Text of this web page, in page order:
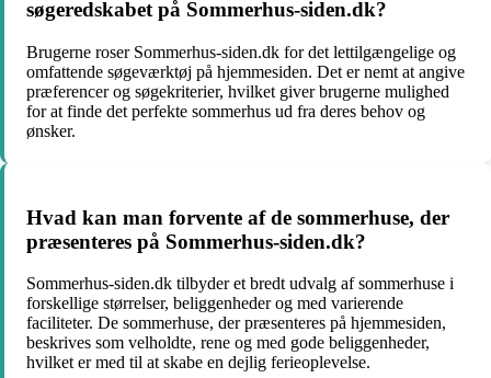
søgeredskabet på Sommerhus-siden.dk?
Brugerne roser Sommerhus-siden.dk for det lettilgængelige og
omfattende søgeværktøj på hjemmesiden. Det er nemt at angive
præferencer og søgekriterier, hvilket giver brugerne mulighed
for at finde det perfekte sommerhus ud fra deres behov og
ønsker.
Hvad kan man forvente af de sommerhuse, der
præsenteres på Sommerhus-siden.dk?
Sommerhus-siden.dk tilbyder et bredt udvalg af sommerhuse i
forskellige størrelser, beliggenheder og med varierende
faciliteter. De sommerhuse, der præsenteres på hjemmesiden,
beskrives som velholdte, rene og med gode beliggenheder,
hvilket er med til at skabe en dejlig ferieoplevelse.